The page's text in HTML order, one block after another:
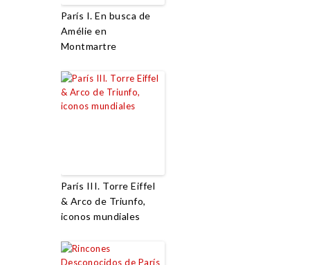
París I. En busca de
Amélie en
Montmartre
París III. Torre Eiffel
& Arco de Triunfo,
iconos mundiales